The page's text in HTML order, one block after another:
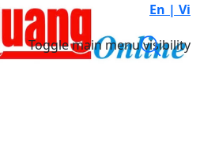
En | Vi
Toggle main menu visibility